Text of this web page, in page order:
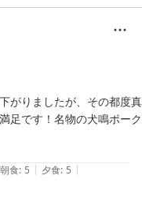
て下さり、当館としまし
入っていただけるようこ
がりましたが、その都度真
足です！名物の犬鳴ポーク
朝食: 5 | 夕食: 5 |